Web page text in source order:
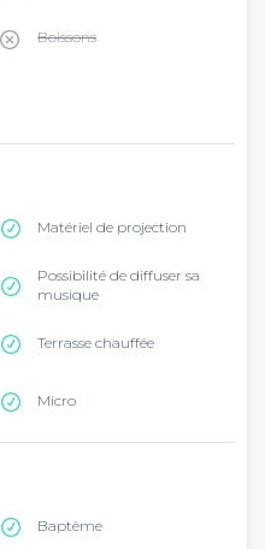
Boissons
Matériel de projection
Possibilité de diffuser sa
musique
Terrasse chauffée
Micro
Baptême